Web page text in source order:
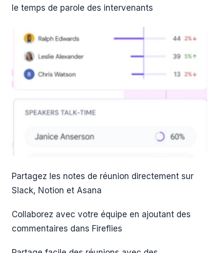
le temps de parole des intervenants
Partagez les notes de réunion directement sur
Slack, Notion et Asana
Collaborez avec votre équipe en ajoutant des
commentaires dans Fireflies